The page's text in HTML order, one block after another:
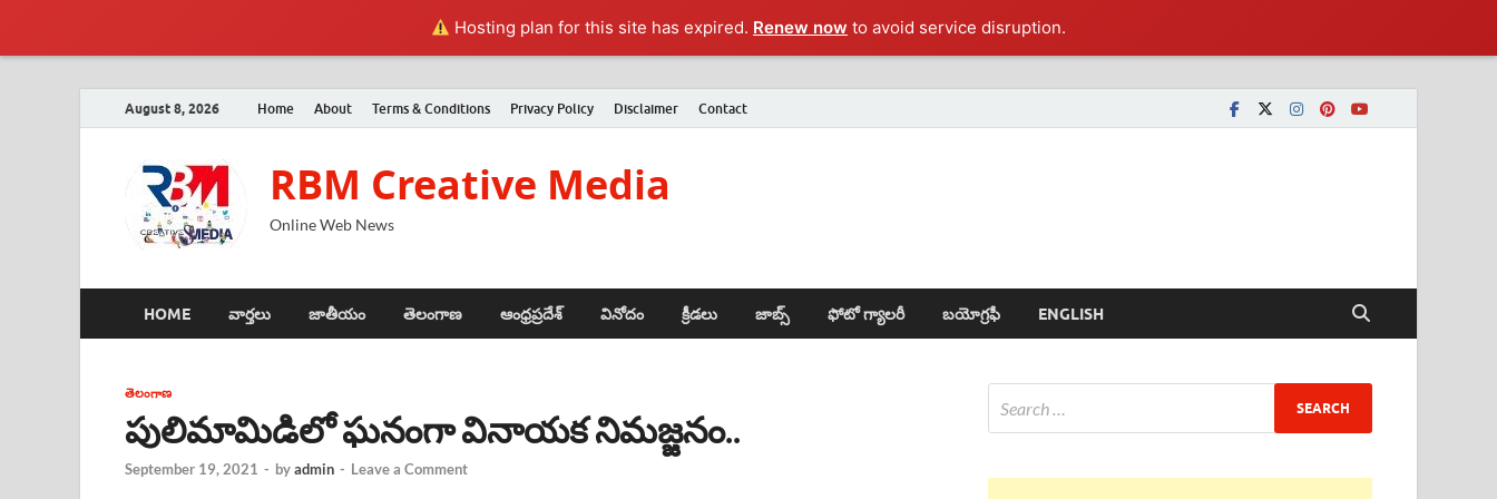
Hosting plan for this site has expired. Renew now to avoid service disruption.
August 8, 2026 Home About Terms & Conditions Privacy Policy Disclaimer Contact
RBM Creative Media
Online Web News
HOME వార్తలు జాతీయం తెలంగాణ ఆంధ్రప్రదేశ్ వినోదం క్రీడలు జాబ్స్ ఫోటో గ్యాలరీ బయోగ్రఫీ ENGLISH
తెలంగాణ
పులిమామిడిలో ఘనంగా వినాయక నిమజ్జనం..
September 19, 2021 - byadmin - Leave a Comment